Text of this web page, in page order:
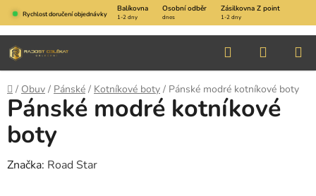
Přejít
na
obsah
Rychlost doručení objednávky
Balíkovna Osobní odběr Zásilkovna Z point
1-2 dny dnes 1-2 dny
Hledat
KOŠÍK
Domů
/ Obuv / Pánské / Kotníkové boty / Pánské modré kotníkové boty
Pánské modré kotníkové
boty
Značka: Road Star